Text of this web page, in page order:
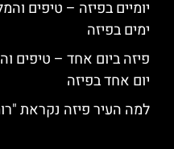
ימים בפיזה
פיזה ביום אחד – טיפים
יום אחד בפיזה
למה העיר פיזה נקראת